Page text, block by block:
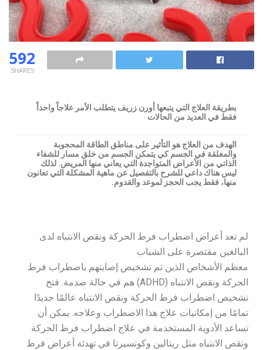
592
SHARES
بطريقة العلاج التي يتبعها أورن زريف يتطلب الأمر علاجاً واحداً
فقط في العديد من الحالات
الهدف من العلاج هو التأثير على مناطق الطاقة المحجوبة
والمغلقة في الجسم كي يتمكن الجسم من خلق مسار للشفاء
الذاتي من الأعراض المتواجدة التي يعاني منها المريض. لذلك
ليس هناك داعي للشرح بالتفصيل عن ماهية المشكلة التي تعانون
منها، فقط يجب الحجز لموعد والقدوم.
لم تعد أعراض اضطراب فرط الحركة ونقص الانتباه لدى
البالغين مقتصرة على الشباب
معظم الأشخاص الذين تم تشخيص إصابتهم باضطراب فرط
الحركة ونقص الانتباه (ADHD) هم في حالة صدمة. فتح
تشخيص اضطراب فرط الحركة ونقص الانتباه عالمًا جديدًا
تمامًا من إمكانيات علاج هذا الاضطراب وعلاجه. يمكن أن
تساعد الأدوية المستخدمة في علاج اضطراب فرط الحركة
ونقص الانتباه مثل ريتالين وكونسيرتا في تهدئة أعراض فرط